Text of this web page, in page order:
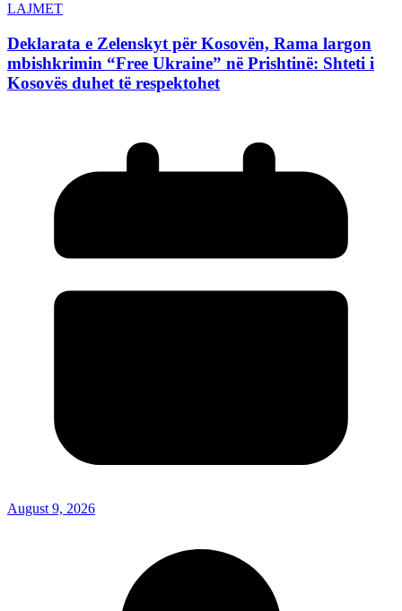
LAJMET
Deklarata e Zelenskyt për Kosovën, Rama largon
mbishkrimin “Free Ukraine” në Prishtinë: Shteti i
Kosovës duhet të respektohet
August 9, 2026